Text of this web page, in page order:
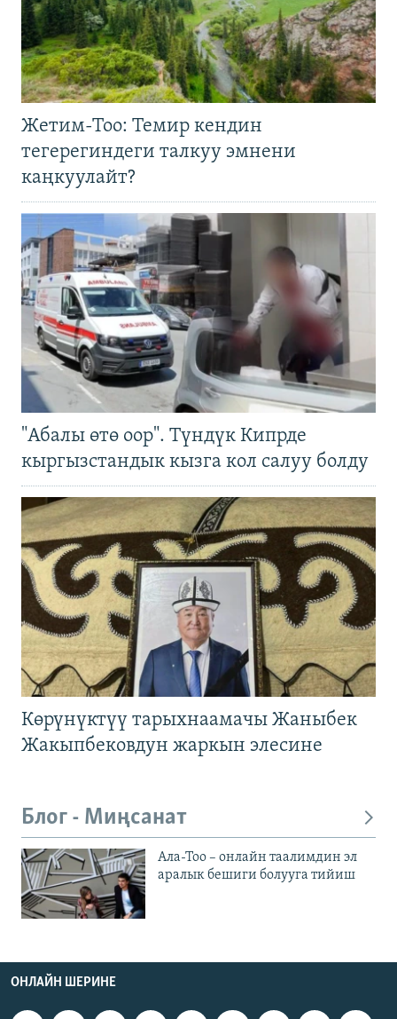
Жетим-Тоо: Темир кендин
тегерегиндеги талкуу эмнени
каңкуулайт?
"Абалы өтө оор". Түндүк Кипрде
кыргызстандык кызга кол салуу болду
Көрүнүктүү тарыхнаамачы Жаныбек
Жакыпбековдун жаркын элесине
Блог - Миңсанат
Ала-Тоо – онлайн таалимдин эл
аралык бешиги болууга тийиш
ОНЛАЙН ШЕРИНЕ